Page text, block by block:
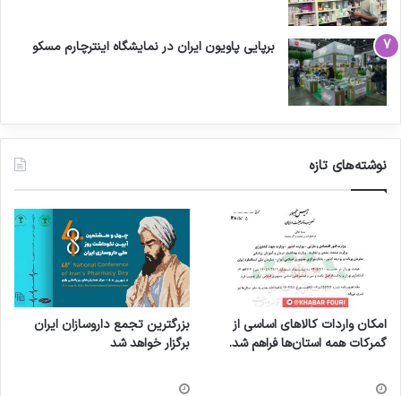
برپایی پاویون ایران در نمایشگاه اینترچارم مسکو
نوشته‌های تازه
امکان واردات کالاهای اساسی از
گمرکات همه استان‌ها فراهم شد.
بزرگترین تجمع داروسازان ایران
برگزار خواهد شد